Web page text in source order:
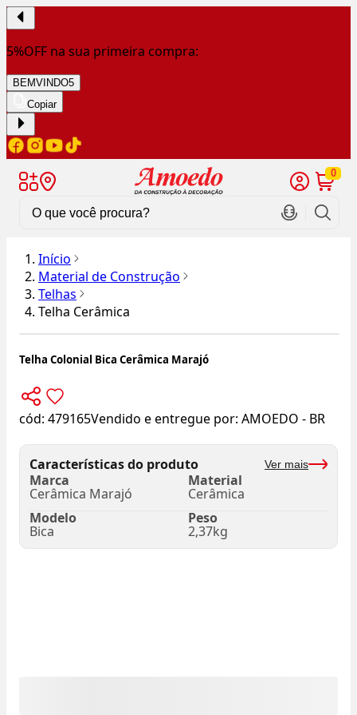
5%OFF na sua primeira compra:
BEMVINDO5
Copiar
0
Início
Material de Construção
Telhas
Telha Cerâmica
Telha Colonial Bica Cerâmica Marajó
cód: 479165Vendido e entregue por: AMOEDO - BR
Características do produto Ver mais
Marca
Cerâmica Marajó
Material
Cerâmica
Modelo
Bica
Peso
2,37kg